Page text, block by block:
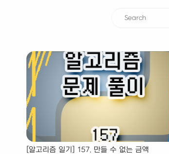
[알고리즘 일기] 157. 만들 수 없는 금액